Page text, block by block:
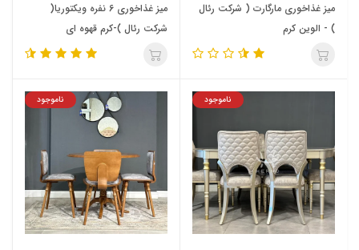
میز غذاخوری مارگارت ( شرکت رئال
) - الوین کرم
میز غذاخوری 6 نفره ویکتوریا(
شرکت رئال )-کرم قهوه ای
ناموجود ناموجود